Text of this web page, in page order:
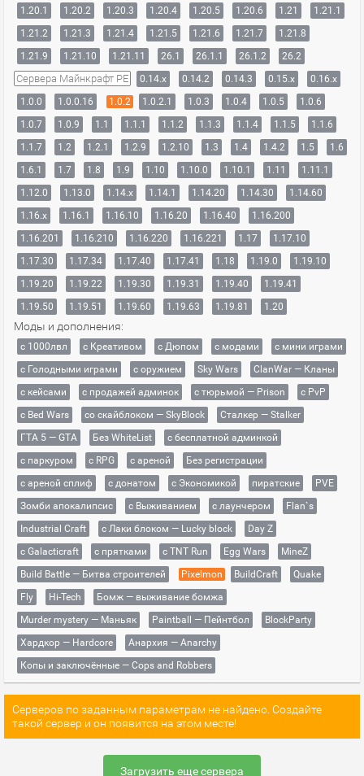
1.20.1
1.20.2 1.20.3 1.20.4 1.20.5 1.20.6 1.21
1.21.1
1.21.2
1.21.3 1.21.4 1.21.5 1.21.6 1.21.7
1.21.8
1.21.9
1.21.10 1.21.11 26.1 26.1.1 26.1.2 26.2
Сервера Майнкрафт PE 0.14.x 0.14.2 0.14.3 0.15.x
0.16.x
1.0.0
1.0.0.16 1.0.2 1.0.2.1 1.0.3 1.0.4 1.0.5
1.0.6
1.0.7
1.0.9 1.1 1.1.1 1.1.2 1.1.3 1.1.4 1.1.5
1.1.6
1.1.7
1.2 1.2.1 1.2.9 1.2.10 1.3 1.4 1.4.2 1.5
1.6
1.6.1
1.7 1.8 1.9 1.10 1.10.0 1.10.1 1.11
1.11.1
1.12.0
1.13.0 1.14.x 1.14.1 1.14.20 1.14.30
1.14.60
1.16.x
1.16.1 1.16.10 1.16.20 1.16.40
1.16.200
1.16.201
1.16.210 1.16.220 1.16.221 1.17
1.17.10
1.17.30
1.17.34 1.17.40 1.17.41 1.18 1.19.0
1.19.10
1.19.20
1.19.22 1.19.30 1.19.31 1.19.40
1.19.41
1.19.50
1.19.51 1.19.60 1.19.63 1.19.81 1.20
Моды и дополнения:
с 1000лвл c Креативом с Дюпом с модами
с мини играми
с Голодными играми
с оружием Sky Wars
ClanWar — Кланы
с кейсами
с продажей админок с тюрьмой — Prison
с PvP
с Bed Wars
со скайблоком — SkyBlock
Сталкер — Stalker
ГТА 5 — GTA
Без WhiteList
с бесплатной админкой
с паркуром
с RPG с ареной
Без регистрации
с ареной сплиф
с донатом с Экономикой пиратские
PVE
Зомби апокалипсис
с Выживанием с лаунчером
Flan`s
Industrial Craft
с Лаки блоком — Lucky block
Day Z
с Galacticraft
с прятками с TNT Run Egg Wars
MineZ
Build Battle — Битва строителей
Pixelmon BuildCraft
Quake
Fly
Hi-Tech
Бомж — выживание бомжа
Murder mystery — Маньяк
Paintball — Пейнтбол
BlockParty
Хардкор — Hardcore
Анархия — Anarchy
Копы и заключённые — Cops and Robbers
Серверов по заданным параметрам не найдено. Создайте
такой сервер и он появится на этом месте!
Загрузить еще сервера